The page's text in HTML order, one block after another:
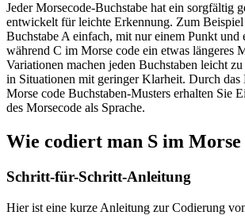
Jeder Morsecode-Buchstabe hat ein sorgfältig
entwickelt für leichte Erkennung. Zum
Buchstabe A einfach, mit nur einem Punkt und
während C im Morse code ein etwas längeres
Variationen machen jeden Buchstaben leicht
in Situationen mit geringer Klarheit. Durch das
Morse code Buchstaben-Musters erhalten Sie
des Morsecode als Sprache.
Wie codiert man S im Morse
Schritt-für-Schritt-Anleitung
Hier ist eine kurze Anleitung zur Codierung